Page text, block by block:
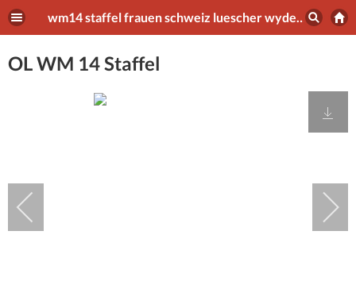
wm14 staffel frauen schweiz luescher wyder hauswirth 3
OL WM 14 Staffel